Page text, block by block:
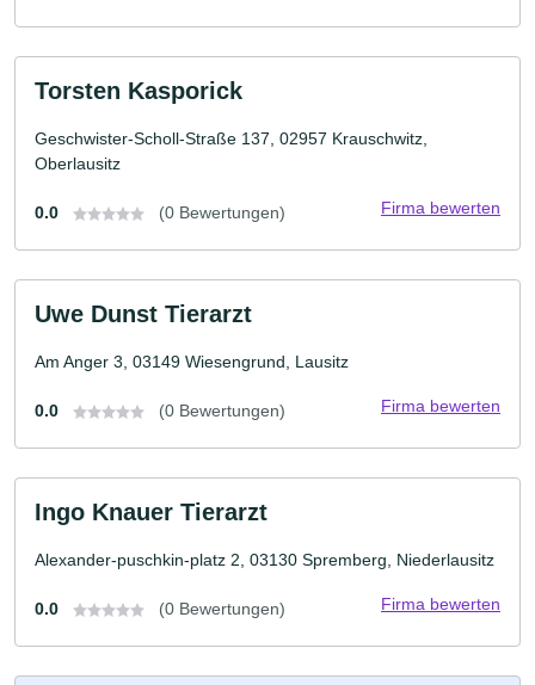
Torsten Kasporick
Geschwister-Scholl-Straße 137, 02957 Krauschwitz,
Oberlausitz
0.0 (0 Bewertungen) Firma bewerten
Uwe Dunst Tierarzt
Am Anger 3, 03149 Wiesengrund, Lausitz
0.0 (0 Bewertungen) Firma bewerten
Ingo Knauer Tierarzt
Alexander-puschkin-platz 2, 03130 Spremberg, Niederlausitz
0.0 (0 Bewertungen) Firma bewerten